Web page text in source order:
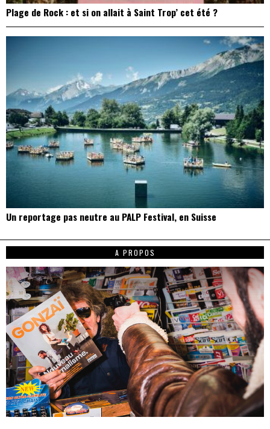
Plage de Rock : et si on allait à Saint Trop’ cet été ?
Un reportage pas neutre au PALP Festival, en Suisse
A PROPOS